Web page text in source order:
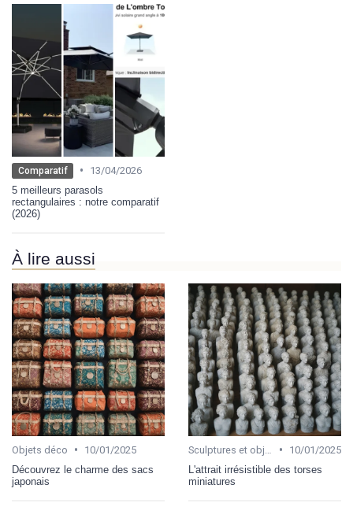
Comparatif •
13/04/2026
5 meilleurs parasols
rectangulaires : notre comparatif
(2026)
À lire aussi
Objets déco •
10/01/2025
Découvrez le charme des sacs
japonais
Sculptures et objets d'art •
10/01/2025
L'attrait irrésistible des torses
miniatures